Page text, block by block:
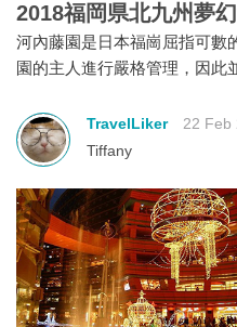
2018福岡県北九州夢
河內藤園是日本福崗屈指可數
園的主人進行嚴格管理，因此
來感受步行於花紫藤隧道和圓
TravelLiker 22 Feb
Tiffany